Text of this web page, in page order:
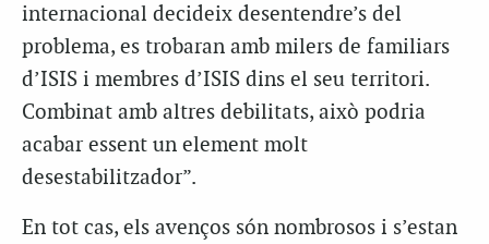
internacional decideix desentendre’s del
problema, es trobaran amb milers de familiars
d’ISIS i membres d’ISIS dins el seu territori.
Combinat amb altres debilitats, això podria
acabar essent un element molt
desestabilitzador”.
En tot cas, els avenços són nombrosos i s’estan